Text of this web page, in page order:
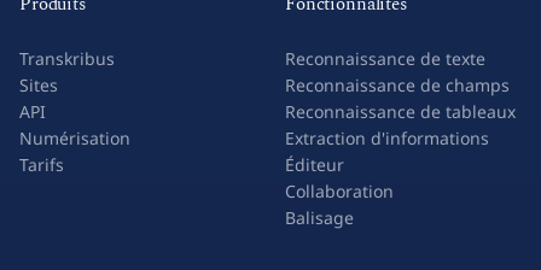
Transkribus
Sites
API
Numérisation
Tarifs
Reconnaissance de texte
Reconnaissance de champs
Reconnaissance de tableaux
Extraction d'informations
Éditeur
Collaboration
Balisage